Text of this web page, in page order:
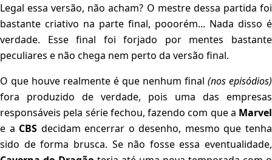
Legal essa versão, não acham? O mestre dessa partida foi
bastante criativo na parte final, pooorém... Nada disso é
verdade. Esse final foi forjado por mentes bastante
peculiares e não chega nem perto da versão final.
O que houve realmente é que nenhum final (nos episódios)
fora produzido de verdade, pois uma das empresas
responsáveis pela série fechou, fazendo com que a Marvel
e a CBS decidam encerrar o desenho, mesmo que tenha
sido de forma brusca. Se não fosse essa eventualidade,